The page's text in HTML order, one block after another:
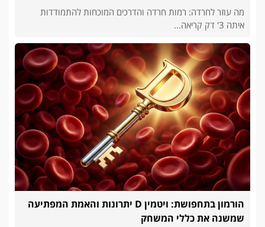
מה עוזר לחרדה: רמות חרדה והדרכים המוכחות להתמודדות
איתה 3' דק קריאה...
הורמון בתחפושת: ויטמין D יתרונות והאמת המפתיעה
שמשנה את כללי המשחק